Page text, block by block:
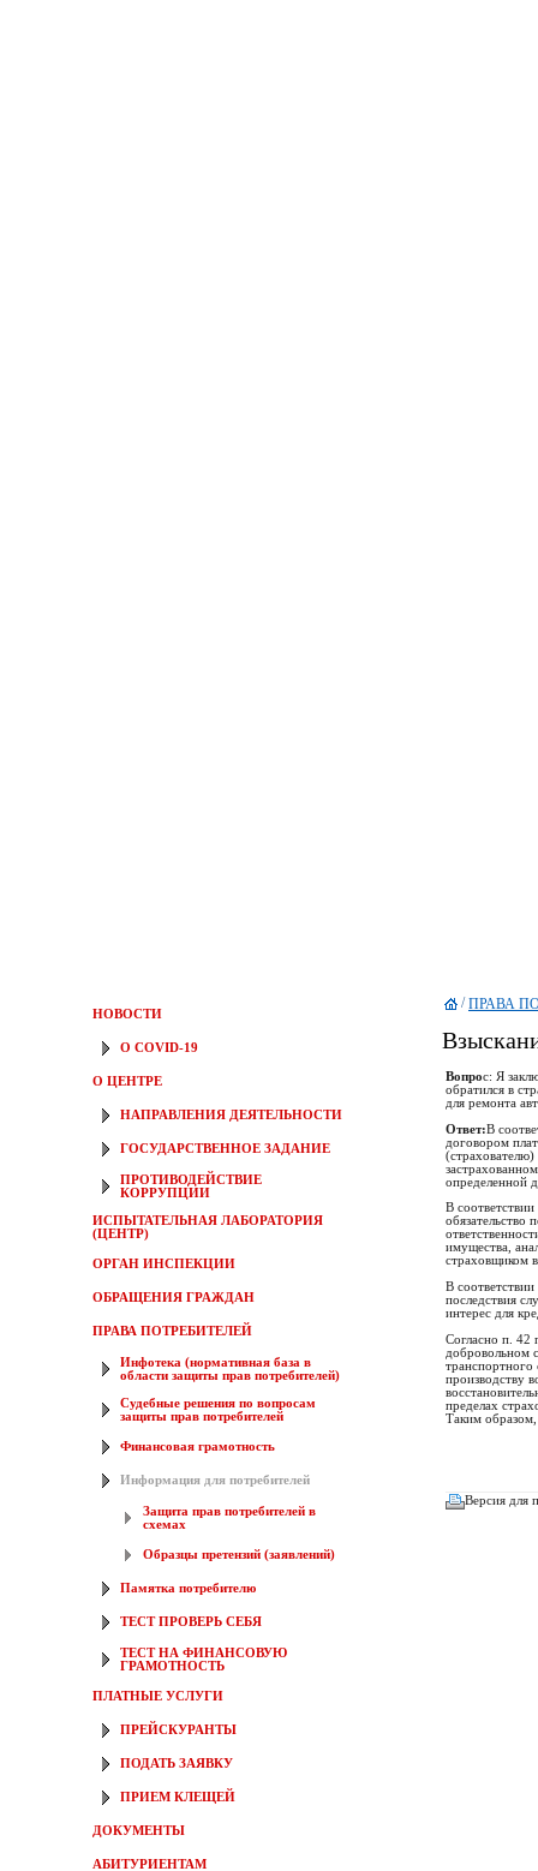
НОВОСТИ
О COVID-19
О ЦЕНТРЕ
НАПРАВЛЕНИЯ ДЕЯТЕЛЬНОСТИ
ГОСУДАРСТВЕННОЕ ЗАДАНИЕ
ПРОТИВОДЕЙСТВИЕ
КОРРУПЦИИ
ИСПЫТАТЕЛЬНАЯ ЛАБОРАТОРИЯ
(ЦЕНТР)
ОРГАН ИНСПЕКЦИИ
ОБРАЩЕНИЯ ГРАЖДАН
ПРАВА ПОТРЕБИТЕЛЕЙ
Инфотека (нормативная база в
области защиты прав потребителей)
Судебные решения по вопросам
защиты прав потребителей
Финансовая грамотность
Информация для потребителей
Защита прав потребителей в
схемах
Образцы претензий (заявлений)
Памятка потребителю
ТЕСТ ПРОВЕРЬ СЕБЯ
ТЕСТ НА ФИНАНСОВУЮ
ГРАМОТНОСТЬ
ПЛАТНЫЕ УСЛУГИ
ПРЕЙСКУРАНТЫ
ПОДАТЬ ЗАЯВКУ
ПРИЕМ КЛЕЩЕЙ
ДОКУМЕНТЫ
АБИТУРИЕНТАМ
/ПРАВА
Вопрос: Я
обратился в
для ремонта
Ответ:В
договором
определенной
В
обязательство
имущества,
страховщиком
В
последствия
интерес для
Согласно п. 42
добровольном
транспортного
производству
пределах
Таким
Версия для